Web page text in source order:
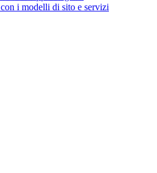
i modelli di sito e servizi